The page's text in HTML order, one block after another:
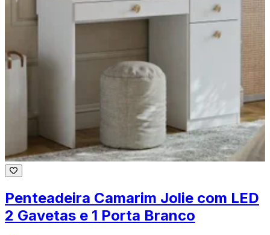
Penteadeira Camarim Jolie com LED
2 Gavetas e 1 Porta Branco